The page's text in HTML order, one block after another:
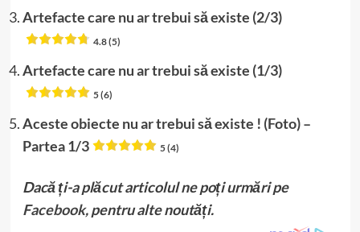
Artefacte care nu ar trebui să existe (2/3)
4.8 (5)
Artefacte care nu ar trebui să existe (1/3)
5 (6)
Aceste obiecte nu ar trebui să existe ! (Foto) –
Partea 1/3
5 (4)
Dacă ți-a plăcut articolul ne poți urmări pe
Facebook, pentru alte noutăți.